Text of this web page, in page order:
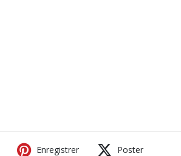
Enregistrer Poster